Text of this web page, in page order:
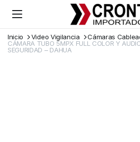
Inicio Video Vigilancia
Cámaras
CÁMARA TUBO 5MPX FULL COLOR Y
SEGURIDAD – DAHUA